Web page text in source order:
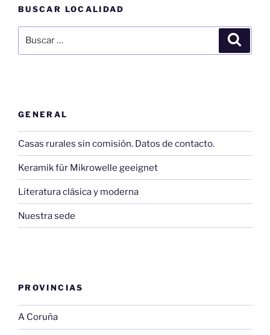
BUSCAR LOCALIDAD
por:
GENERAL
Casas rurales sin comisión. Datos de contacto.
Keramik für Mikrowelle geeignet
Literatura clásica y moderna
Nuestra sede
PROVINCIAS
A Coruña